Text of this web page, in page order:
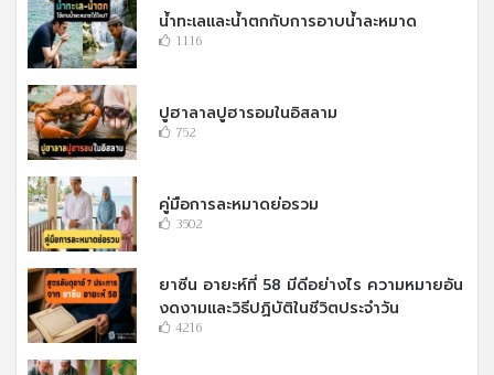
น้ำทะเลและน้ำตกกับการอาบน้ำละหมาด
1116
ปูฮาลาลปูฮารอมในอิสลาม
752
คู่มือการละหมาดย่อรวม
3502
ยาซีน อายะห์ที่ 58 มีดีอย่างไร ความหมายอัน
งดงามและวิธีปฏิบัติในชีวิตประจำวัน
4216